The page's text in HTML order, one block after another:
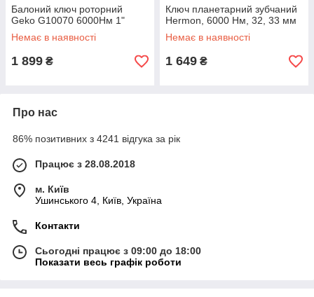
Балоний ключ роторний
Geko G10070 6000Нм 1"
Немає в наявності
1 899 ₴
Ключ планетарний зубчаний
Hermon, 6000 Нм, 32, 33 мм
Немає в наявності
1 649 ₴
Про нас
86% позитивних з 4241 відгука за рік
Працює з 28.08.2018
м. Київ
Ушинського 4, Київ, Україна
Контакти
Сьогодні працює з 09:00 до 18:00
Показати весь графік роботи